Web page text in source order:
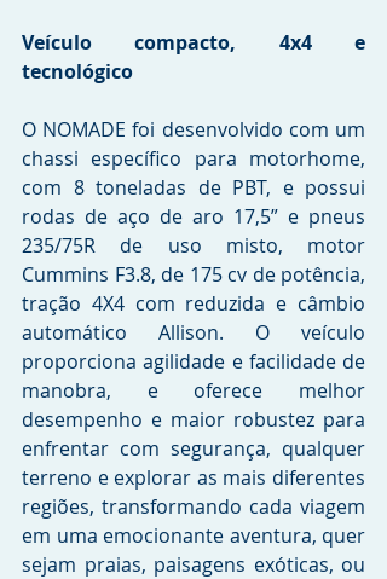
Veículo compacto, 4x4 e
tecnológico
O NOMADE foi desenvolvido com um
chassi específico para motorhome,
com 8 toneladas de PBT, e possui
rodas de aço de aro 17,5” e pneus
235/75R de uso misto, motor
Cummins F3.8, de 175 cv de potência,
tração 4X4 com reduzida e câmbio
automático Allison. O veículo
proporciona agilidade e facilidade de
manobra, e oferece melhor
desempenho e maior robustez para
enfrentar com segurança, qualquer
terreno e explorar as mais diferentes
regiões, transformando cada viagem
em uma emocionante aventura, quer
sejam praias, paisagens exóticas, ou